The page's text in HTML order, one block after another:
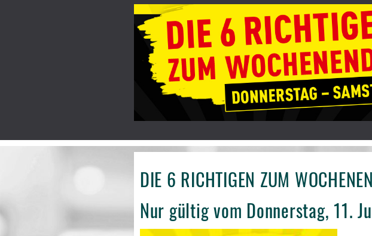
DIE 6 RICHTIGEN ZUM
Nur gültig vom Donnerstag, 11.